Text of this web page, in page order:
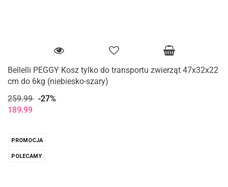
Bellelli PEGGY Kosz tylko do transportu zwierząt 47x32x22
cm do 6kg (niebiesko-szary)
259.99 -27%
189.99
PROMOCJA
POLECAMY